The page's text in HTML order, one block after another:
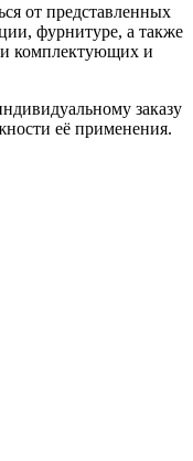
от представленных
фурнитуре, а также
комплектующих и
заказу
её применения.